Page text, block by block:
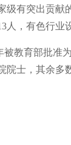
级有突出贡献
，有色行业
被教育部批准
士，其余